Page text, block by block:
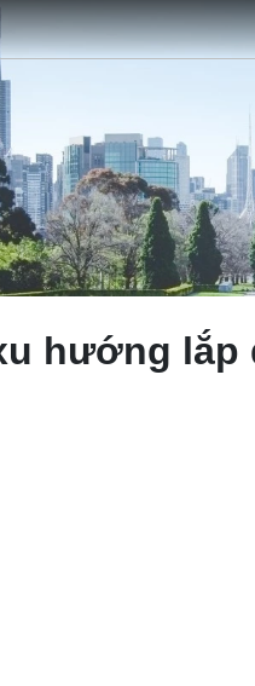
hướng lắp